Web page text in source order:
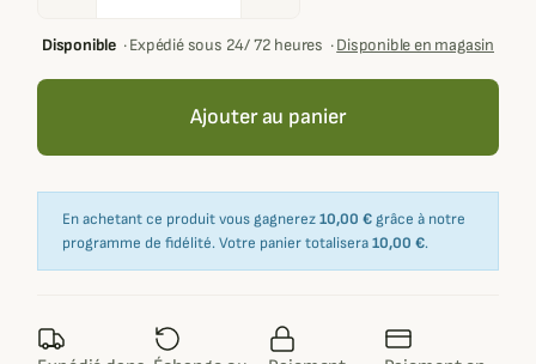
Disponible·Expédié sous 24/ 72 heures ·Disponible en magasin
Ajouter au panier
En achetant ce produit vous gagnerez10,00 € grâce à notre
programme de fidélité. Votre panier totalisera10,00 €.